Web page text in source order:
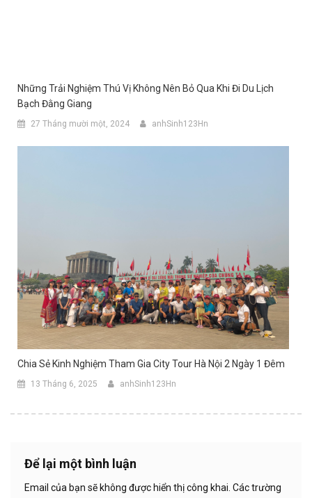
Những Trải Nghiệm Thú Vị Không Nên Bỏ Qua Khi Đi Du Lịch
Bạch Đằng Giang
27 Tháng mười một, 2024 anhSinh123Hn
Chia Sẻ Kinh Nghiệm Tham Gia City Tour Hà Nội 2 Ngày 1 Đêm
13 Tháng 6, 2025 anhSinh123Hn
Để lại một bình luận
Email của bạn sẽ không được hiển thị công khai. Các trường